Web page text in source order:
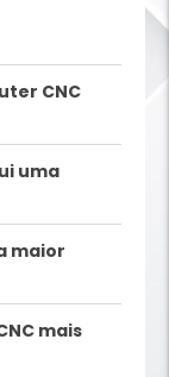
CNC
uma
maior
mais